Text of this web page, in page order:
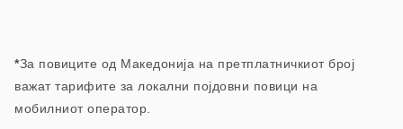
*За повиците од Македонија на претплатничкиот број
важат тарифите за локални појдовни повици на
мобилниот оператор.